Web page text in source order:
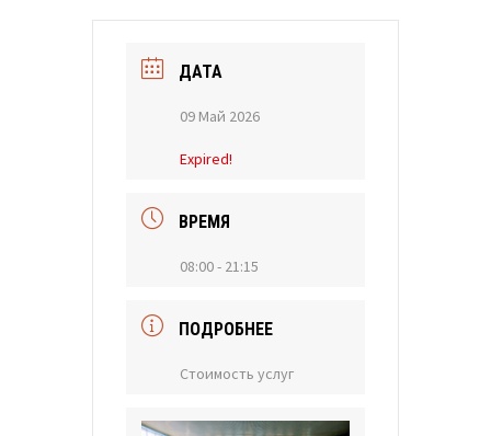
ДАТА
09 Май 2026
Expired!
ВРЕМЯ
08:00 - 21:15
ПОДРОБНЕЕ
Стоимость услуг